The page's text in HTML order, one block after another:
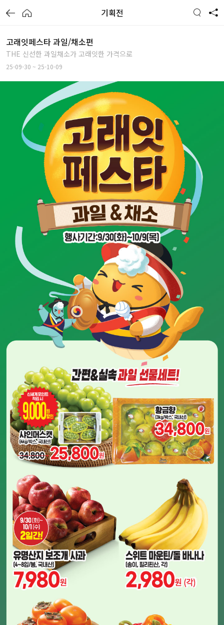
기획전
고래잇페스타 과일/채소편
THE 신선한 과일채소가 고래잇한 가격으로
25-09-30 ~ 25-10-09